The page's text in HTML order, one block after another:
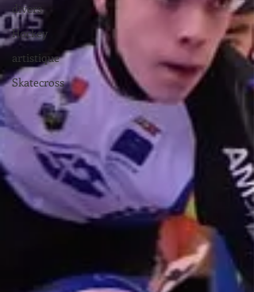
divers
Hockey
artistique
Skatecross